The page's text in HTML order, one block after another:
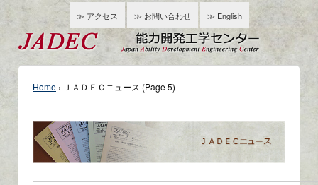
≫ アクセス ≫ お問い合わせ ≫ English
Home › ＪＡＤＥＣニュース (Page 5)